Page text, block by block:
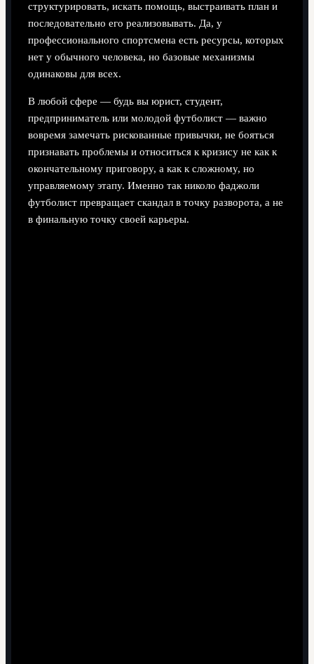
структурировать, искать помощь, выстраивать план и
последовательно его реализовывать. Да, у
профессионального спортсмена есть ресурсы, которых
нет у обычного человека, но базовые механизмы
одинаковы для всех.
В любой сфере — будь вы юрист, студент,
предприниматель или молодой футболист — важно
вовремя замечать рискованные привычки, не бояться
признавать проблемы и относиться к кризису не как к
окончательному приговору, а как к сложному, но
управляемому этапу. Именно так николо фаджоли
футболист превращает скандал в точку разворота, а не
в финальную точку своей карьеры.